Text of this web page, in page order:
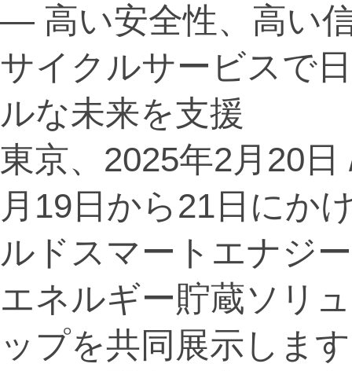
— 高い安全性、高い
サイクルサービスで
ルな未来を支援
東京、2025年2月20
月19日から21日にか
ルドスマートエナジ
エネルギー貯蔵ソリ
ップを共同展示しま